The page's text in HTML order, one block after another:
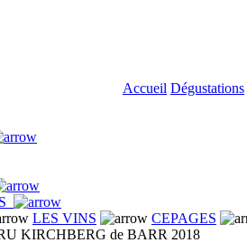
Accueil Dégustations
LES VINS CEPAGES
KIRCHBERG de BARR 2018